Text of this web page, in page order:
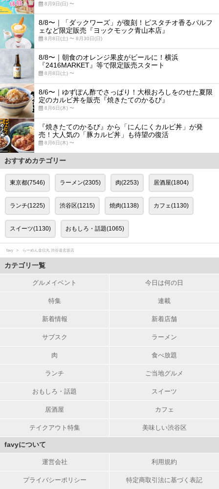
8月9日(日) 〜
8/8〜｜「ダックワーズ」が復刻！ピスタチオ香るパルフ
ェなど限定販売『ヨックモック青山本店』
8月8日(土) 〜 8月30日(日)
8/8〜｜朝食のオレンジ果皮がビールに！横浜
『2416MARKET』等で限定販売スタート
8月8日(土) 〜
8/6〜｜ゆずぽん酢でさっぱり！大根おろしをのせた夏限
定のカルビ丼を販売『焼きたてのかるび』
8月6日(木) 〜
『焼きたてのかるび』から「にんにくカルビ丼」が発
売！大人気の「豚カルビ丼」も待望の復活
8月6日(木) 〜
おすすめカテゴリー
東京都(7546) ラーメン(2305) 肉(2253) 居酒屋(1804)
ランチ(1225) 渋谷区(1215) 焼肉(1138) カフェ(1130)
スイーツ(1130) おもしろ・話題(1065)
favy らーめん金伝丸 渋谷道玄坂店
カテゴリ一覧
グルメイベント 今日は何の日
特集 連載
新着情報 新着店舗
サブスク ラーメン
肉 食べ放題
ランチ ご当地グルメ
おもしろ・話題 スイーツ
居酒屋 カフェ
テイクアウト特集 美味しい渋谷区
favyについて
運営会社 利用規約
プライバシーポリシー 特定商取引法に基づく表記